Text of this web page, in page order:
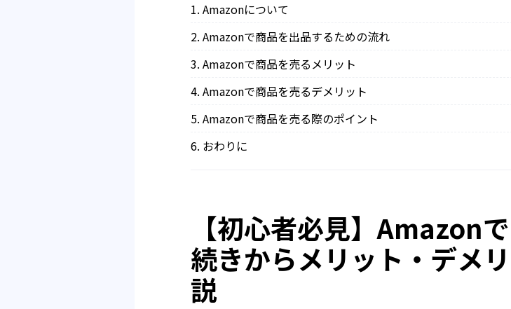
Amazonについて
Amazonで商品を出品するための流れ
Amazonで商品を売るメリット
Amazonで商品を売るデメリット
Amazonで商品を売る際のポイント
おわりに
【初心者必見】Amazon
続きからメリット・デメ
説